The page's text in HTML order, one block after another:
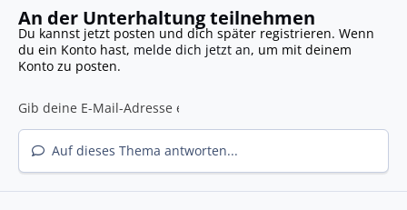
An der Unterhaltung teilnehmen
Du kannst jetzt posten und dich später registrieren. Wenn
du ein Konto hast, melde dich jetzt an, um mit deinem
Konto zu posten.
Auf dieses Thema antworten...